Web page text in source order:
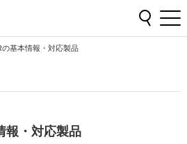
の基本情報・対応製品
報・対応製品